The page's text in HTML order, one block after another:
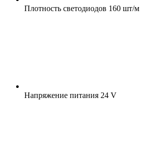
Плотность светодиодов 160 шт/м
Напряжение питания 24 V